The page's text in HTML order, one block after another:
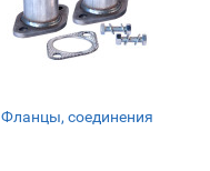
Фланцы, соединения